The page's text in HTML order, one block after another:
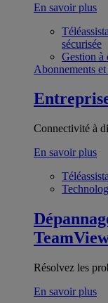
En savoir plus
sécurisée
Gestion à
Abonnements
Connectivité à
En savoir plus
Résolvez les
En savoir plus